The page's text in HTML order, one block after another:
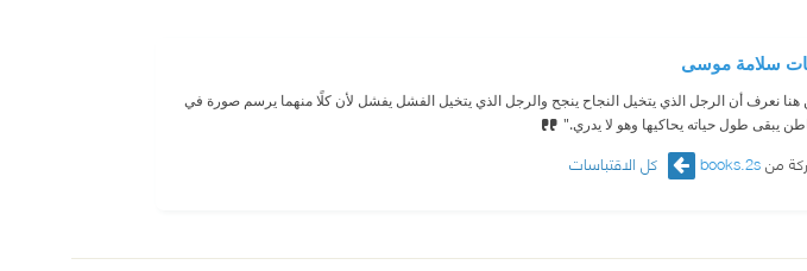
سلامة موسى
نعرف أن الرجل الذي يتخيل النجاح ينجح والرجل الذي يتخيل الفشل يفشل لأن كلًا منهما يرسم صورة في
يبقى طول حياته يحاكيها وهو لا يدري."
منbooks.2s كل الاقتباسات